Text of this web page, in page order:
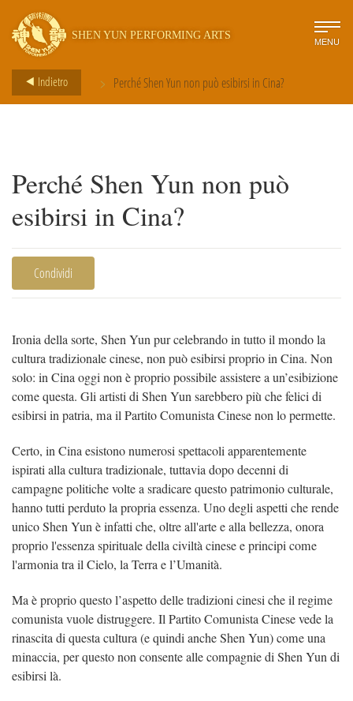
SHEN YUN PERFORMING ARTS MENU
Indietro > Perché Shen Yun non può esibirsi in Cina?
Perché Shen Yun non può
esibirsi in Cina?
Condividi
Ironia della sorte, Shen Yun pur celebrando in tutto il mondo la
cultura tradizionale cinese, non può esibirsi proprio in Cina. Non
solo: in Cina oggi non è proprio possibile assistere a un’esibizione
come questa. Gli artisti di Shen Yun sarebbero più che felici di
esibirsi in patria, ma il Partito Comunista Cinese non lo permette.
Certo, in Cina esistono numerosi spettacoli apparentemente
ispirati alla cultura tradizionale, tuttavia dopo decenni di
campagne politiche volte a sradicare questo patrimonio culturale,
hanno tutti perduto la propria essenza. Uno degli aspetti che rende
unico Shen Yun è infatti che, oltre all'arte e alla bellezza, onora
proprio l'essenza spirituale della civiltà cinese e principi come
l'armonia tra il Cielo, la Terra e l’Umanità.
Ma è proprio questo l’aspetto delle tradizioni cinesi che il regime
comunista vuole distruggere. Il Partito Comunista Cinese vede la
rinascita di questa cultura (e quindi anche Shen Yun) come una
minaccia, per questo non consente alle compagnie di Shen Yun di
esibirsi là.